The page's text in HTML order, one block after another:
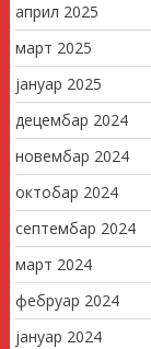
април 2025
март 2025
јануар 2025
децембар 2024
новембар 2024
октобар 2024
септембар 2024
март 2024
фебруар 2024
јануар 2024